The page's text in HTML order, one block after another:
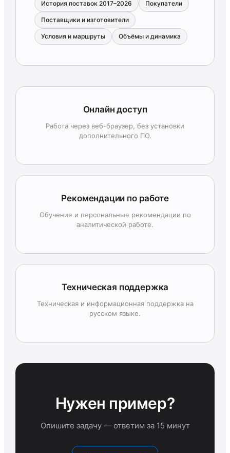
История поставок 2017–2026 Покупатели
Поставщики и изготовители
Условия и маршруты Объёмы и динамика
Онлайн доступ
Работа через веб-браузер, без установки
дополнительного ПО.
Рекомендации по работе
Обучение и персональные рекомендации по
аналитической работе.
Техническая поддержка
Техническая и информационная поддержка на
русском языке.
Нужен пример?
Опишите задачу — ответим за 15 минут